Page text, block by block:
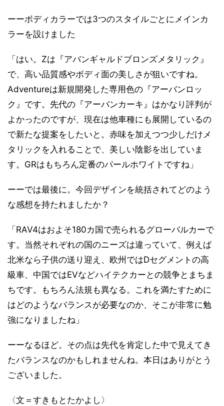
ーーボディカラーでは3つのスタイルごとにメインカ
ラーを設けました
「はい。Zは『アバンギャルドブロンズメタリック』
で、高い品質感やボディ面の美しさが狙いですね。
Adventureは新規開発した専用色の『アーバンロッ
ク』です。先代の『アーバンカーキ』はかなり評判が
よかったのですが、現在は他車種にも展開しているの
で新たな提案をしたいと。赤味を加えつつ少しだけメ
タリックを入れることで、美しい陰影を出していま
す。GRはもちろん定番のパールホワイトですね」
ーーでは最後に。今回デザインを統括されてどのよう
な感想を持たれましたか？
「RAV4はおよそ180カ国で売られるグローバルカーで
す。当然それぞれの国のニーズは違っていて、例えば
北米なら子供の送り迎え、欧州ではDセグメントの高
級車、中国ではEVなどハイテクカーとの競争とまちま
ちです。もちろん法規も異なる。これを満たすために
はどのようなバランスが必要なのか、そこが非常に勉
強になりましたね」
ーーなるほど。その点は先代を肯定した中で見えてき
たバランスなのかもしれませんね。本日はありがとう
ございました。
〈文＝すきもとたかよし〉